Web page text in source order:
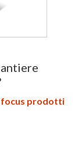
prodotti